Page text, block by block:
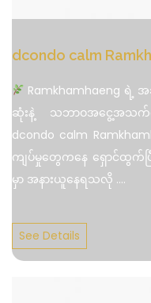
dcondo calm
Ramkhamhaeng ရဲ့
ဆုံးနဲ့ သဘာဝအငွေ့အသက်
dcondo calm
ကျပ်မှုတွေကနေ ရှောင်ထွက်
မှာ အနားယူနေရသလို ....
See Details